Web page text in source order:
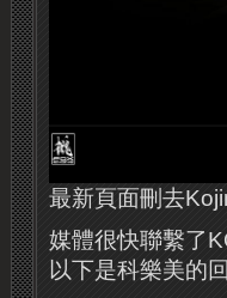
最新頁面刪去
媒體很快聯繫了
以下是科樂美的